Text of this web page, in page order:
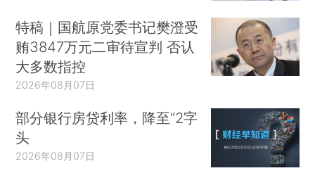
特稿｜国航原党委书记樊澄受
贿3847万元二审待宣判 否认
大多数指控
2026年08月07日
部分银行房贷利率，降至“2字
头
2026年08月07日